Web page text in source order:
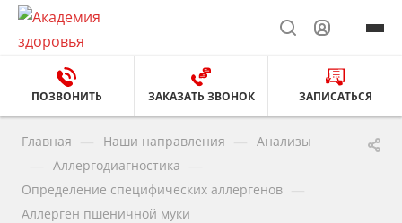
ПОЗВОНИТЬ ЗАКАЗАТЬ ЗВОНОК ЗАПИСАТЬСЯ
Главная Наши направления Анализы
Аллергодиагностика
Определение специфических аллергенов
Аллерген пшеничной муки